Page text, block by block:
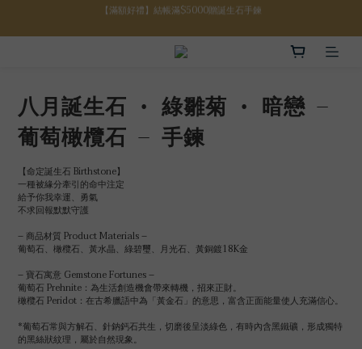
【八月限定】結帳滿$3000折$300
【八月限定】結帳滿$3000折$300
【註冊禮金】新註冊會員贈$100購物金
【八月限定】結帳滿$3000折$300
八月誕生石 • 綠雛菊 • 暗戀 –
葡萄橄欖石 – 手鍊
【命定誕生石 Birthstone】
一種被緣分牽引的命中注定
給予你我幸運、勇氣
不求回報默默守護
– 商品材質 Product Materials –
葡萄石、橄欖石、黃水晶、綠碧璽、月光石、黃銅鍍18K金
– 寶石寓意 Gemstone Fortunes –
葡萄石 Prehnite：為生活創造機會帶來轉機，招來正財。
橄欖石 Peridot：在古希臘語中為「黃金石」的意思，富含正面能量使人充滿信心。
*葡萄石常與方解石、針鈉鈣石共生，切磨後呈淡綠色，有時內含黑鐵礦，形成獨特
的黑絲狀紋理，屬於自然現象。